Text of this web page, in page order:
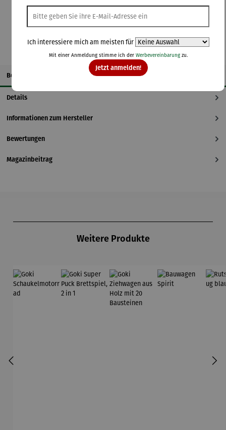
In den Warenkorb
Beschreibung
Details
Informationen zum Hersteller
Bewertungen
Magazinbeitrag
Weitere Produkte
Ich interessiere mich am meisten für
Mit einer Anmeldung stimme ich der Werbevereinbarungzu.
Jetzt anmelden!